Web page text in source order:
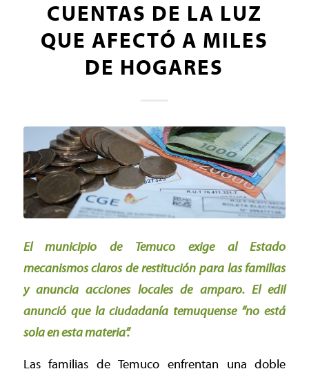
CUENTAS DE LA LUZ
QUE AFECTÓ A MILES
DE HOGARES
El municipio de Temuco exige al Estado
mecanismos claros de restitución para las familias
y anuncia acciones locales de amparo. El edil
anunció que la ciudadanía temuquense “no está
sola en esta materia”.
Las familias de Temuco enfrentan una doble